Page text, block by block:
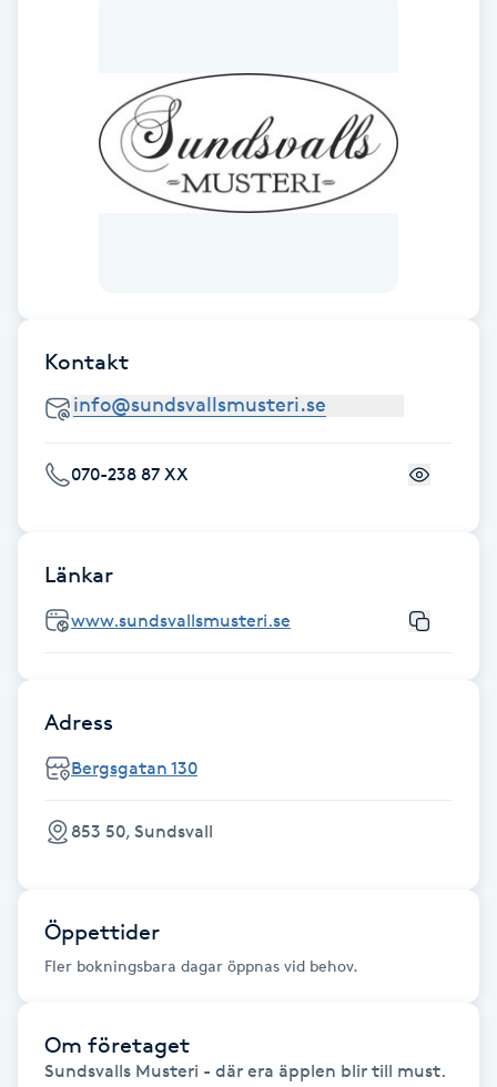
Bambumassage
BIAB
Blowout
Bottenfärg
Brynformning
Brynplockning
Bröllopsuppsättning
Color correction
Cryoterapi
Kontakt
070-238 87 XX
Länkar
www.sundsvallsmusteri.se
Adress
Bergsgatan 130
853 50, Sundsvall
Öppettider
Fler bokningsbara dagar öppnas vid behov.
Om företaget
Sundsvalls Musteri - där era äpplen blir till must.